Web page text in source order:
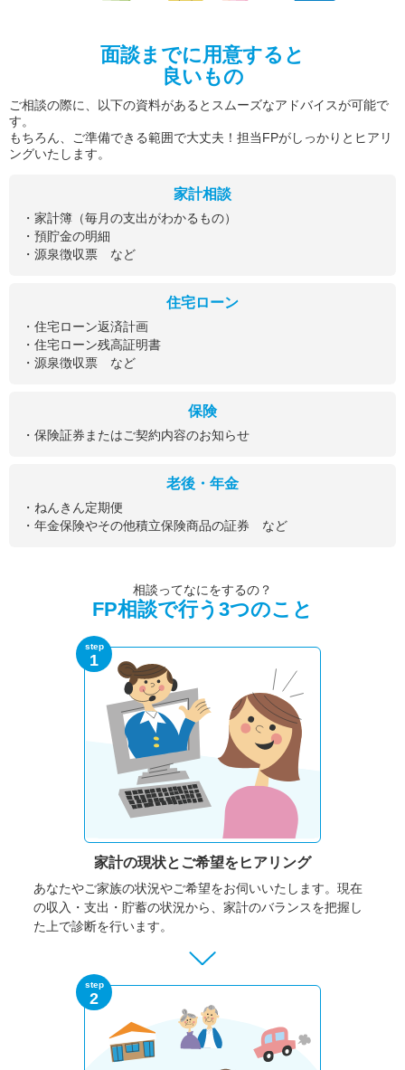
面談までに用意すると
良いもの
ご相談の際に、以下の資料があるとスムーズなアドバイスが可能で
す。
もちろん、ご準備できる範囲で大丈夫！担当FPがしっかりとヒアリ
ングいたします。
家計相談
・家計簿（毎月の支出がわかるもの）
・預貯金の明細
・源泉徴収票 など
住宅ローン
・住宅ローン返済計画
・住宅ローン残高証明書
・源泉徴収票 など
保険
・保険証券またはご契約内容のお知らせ
老後・年金
・ねんきん定期便
・年金保険やその他積立保険商品の証券 など
相談ってなにをするの？
FP相談で行う3つのこと
step
1
家計の現状と ご希望をヒアリング
あなたやご家族の状況やご希望をお伺いいたします。 現在
の収入・支出・貯蓄の状況から、家計のバランスを把握し
た上で診断を行います。
step
2